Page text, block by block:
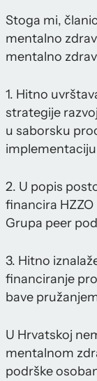
Stoga mi,
mentalno
mentalno
1. Hitno
strategije
u saborsku
2. U popis
financira
Grupa peer
3. Hitno
financiranje
bave
U Hrvatskoj
mentalnom
podrške